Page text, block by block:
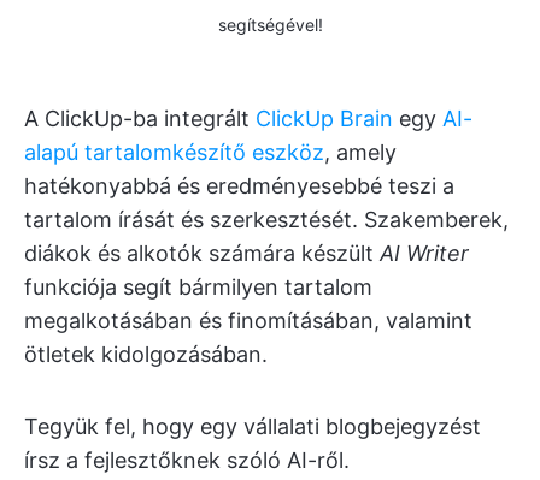
segítségével!
A ClickUp-ba integrált ClickUp Brain egy AI-
alapú tartalomkészítő eszköz, amely
hatékonyabbá és eredményesebbé teszi a
tartalom írását és szerkesztését. Szakemberek,
diákok és alkotók számára készültAI Writer
funkciója segít bármilyen tartalom
megalkotásában és finomításában, valamint
ötletek kidolgozásában.
Tegyük fel, hogy egy vállalati blogbejegyzést
írsz a fejlesztőknek szóló AI-ről.